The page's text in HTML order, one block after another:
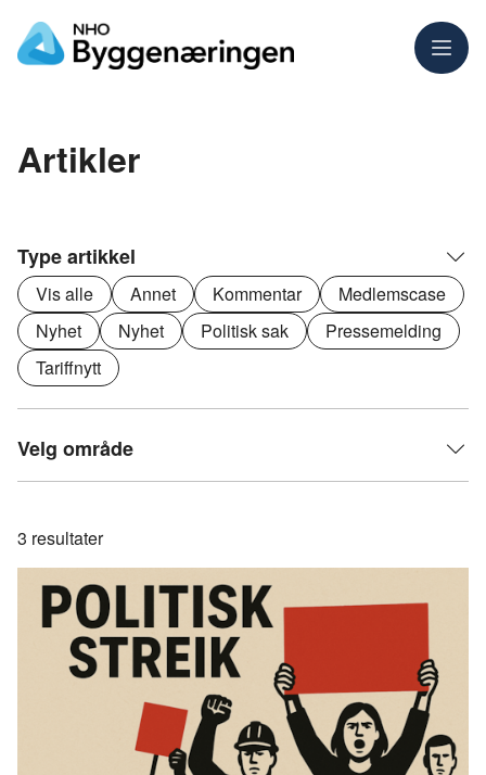
Meny
Artikler
Type artikkel
Vis alle Annet Kommentar
Medlemscase
Nyhet
Nyhet Politisk sak
Pressemelding
Tariffnytt
Velg område
3 resultater